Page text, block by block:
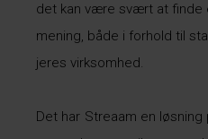
det kan være svært at finde
mening, både i forhold til
jeres virksomhed.
Det har Streaam en løsning